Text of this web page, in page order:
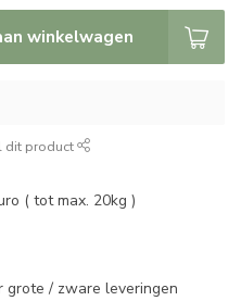
winkelwagen
dit product
( tot max. 20kg )
grote / zware leveringen